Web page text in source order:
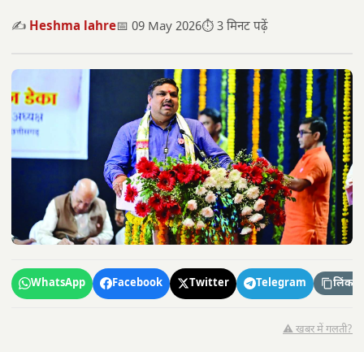
✍️ Heshma lahre📅 09 May 2026⏱️ 3 मिनट पढ़ें
WhatsApp Facebook Twitter Telegram लिंक
⚠️ खबर में गलती?